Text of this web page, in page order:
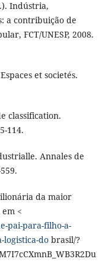
Indústria,
a contribuição de
FCT/UNESP, 2008.
et societés.
classification.
114.
Annales de
da maior
<
pai-para-filho-a-
dobrasil/?